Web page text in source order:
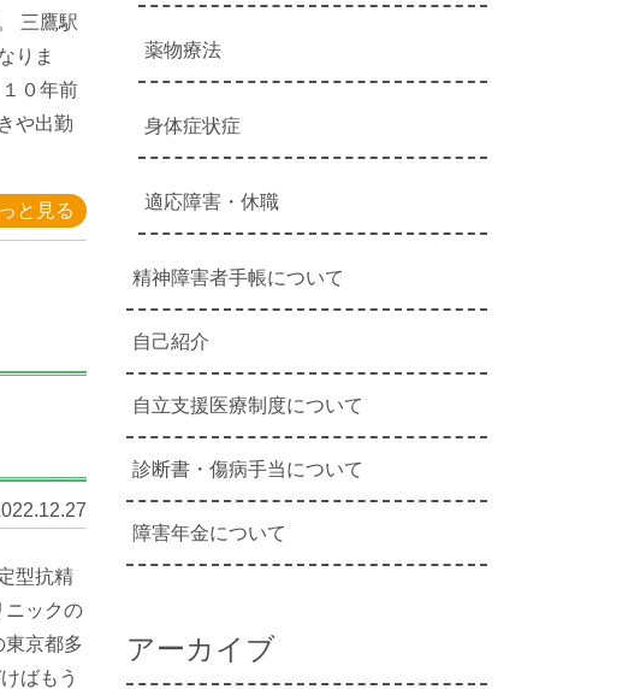
三鷹駅
りま
０年前
や出勤
と見る
型抗精
ニックの
京都多
ばもう
薬物療法
身体症状症
適応障害・休職
精神障害者手帳について
自己紹介
自立支援医療制度について
診断書・傷病手当について
障害年金について
アーカイブ